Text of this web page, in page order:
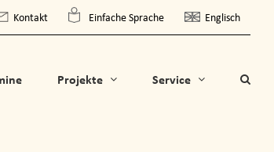
Kontakt Einfache Sprache Englisch
Projekte Service